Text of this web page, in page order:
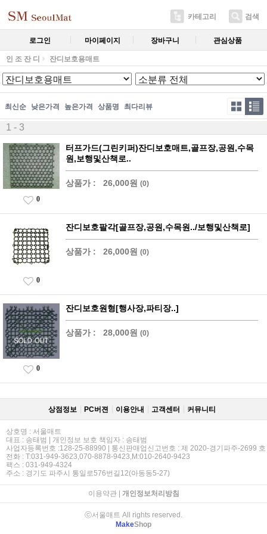
카테고리 검색
로그인 마이페이지 장바구니 관심상품
인 조 잔 디 잔디보호용매트
최신순 낮은가격 높은가격 상품명 최다리뷰
1 - 3
터프가드(그린키퍼)잔디보호매트,골프장,공원,수목
원,보행및산책로..
상품가 : 26,000원 (0)
0
잔디보호팔각[골프장,공원,수목원../보행및산책로]
상품가 : 26,000원 (0)
0
잔디보호원형[행사장,파티장..]
상품가 : 28,000원 (0)
0
상점정보 PC버젼 이용안내 고객센터 커뮤니티
상호명 : 서울매트
대표 : 송태범 | 개인정보 보호 책임자 : 송태범
사업자등록번호 :128-25-88990 | 통신판매업신고번호 : 제 2020-경기파주-2699 호
전화 : T:031-949-3623,070-8878-9423,M:010-2640-9423
팩스 : 031-949-4324
주소 : 경기도 파주시 통일로576번길12(아동동5-27)
이용약관| 개인정보처리방침
ⓒ서울매트 All rights reserved.
MakeShop